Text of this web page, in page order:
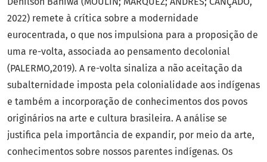
2022) remete à crítica sobre a modernidade
eurocentrada, o que nos impulsiona para a proposição de
uma re-volta, associada ao pensamento decolonial
(PALERMO,2019). A re-volta sinaliza a não aceitação da
subalternidade imposta pela colonialidade aos indígenas
e também a incorporação de conhecimentos dos povos
originários na arte e cultura brasileira. A análise se
justifica pela importância de expandir, por meio da arte,
conhecimentos sobre nossos parentes indígenas. Os